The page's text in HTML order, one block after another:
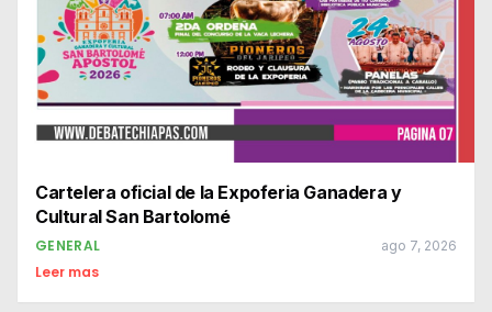
Cartelera oficial de la Expoferia Ganadera y
Cultural San Bartolomé
GENERAL ago 7, 2026
Leer mas